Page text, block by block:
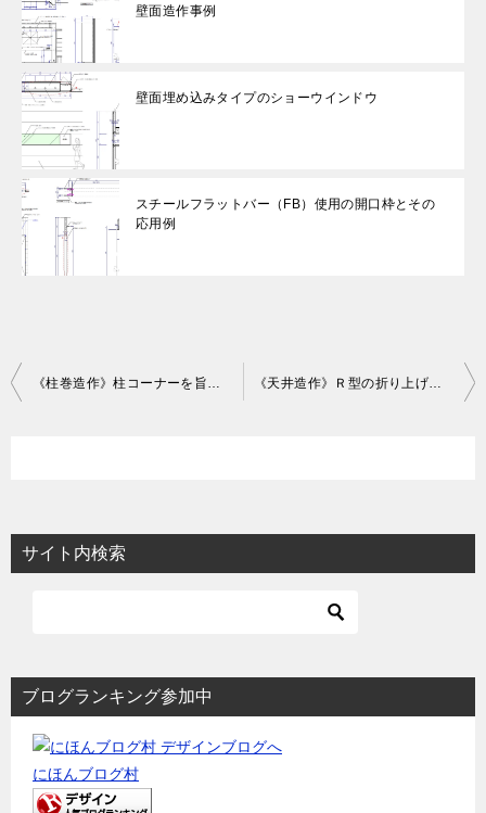
壁面造作事例
壁面埋め込みタイプのショーウインドウ
スチールフラットバー（FB）使用の開口枠とその
応用例
投
ー
《柱巻造作》柱コーナーを旨く活用した事例 《天井造作》Ｒ型の折り上げ天井の詳細図事例
サイト内検索
ブログランキング参加中
にほんブログ村